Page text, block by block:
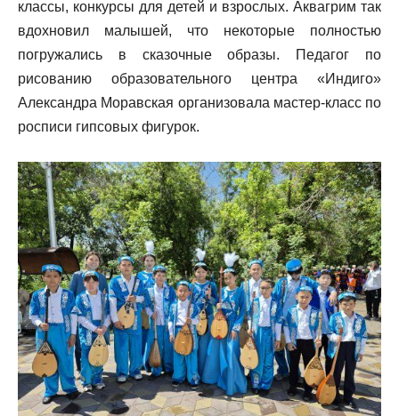
классы, конкурсы для детей и взрослых. Аквагрим так
вдохновил малышей, что некоторые полностью
погружались в сказочные образы. Педагог по
рисованию образовательного центра «Индиго»
Александра Моравская организовала мастер-класс по
росписи гипсовых фигурок.